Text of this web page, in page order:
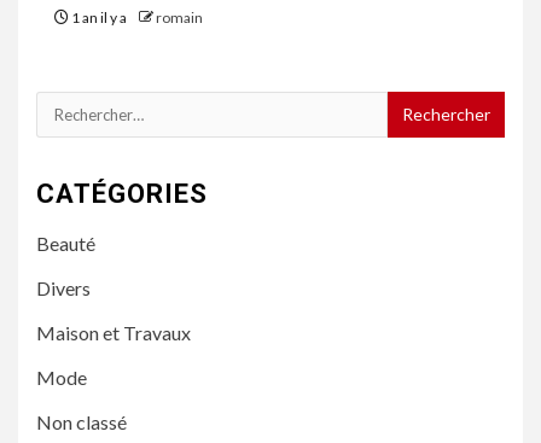
1 an il y a romain
Rechercher :
CATÉGORIES
Beauté
Divers
Maison et Travaux
Mode
Non classé